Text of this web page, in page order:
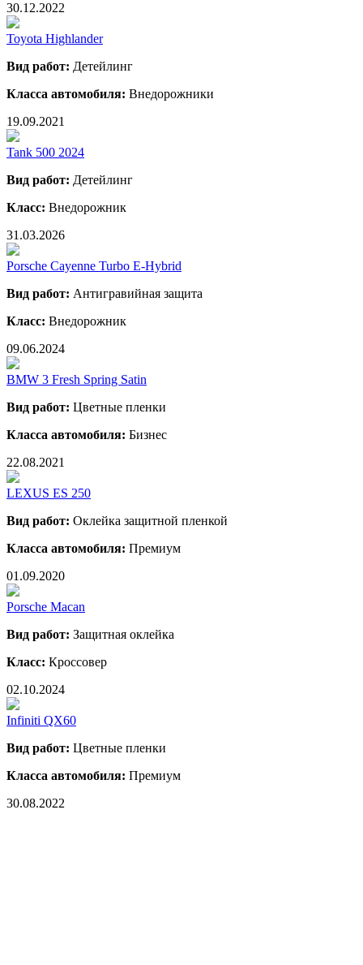
30.12.2022
Toyota Highlander
Вид работ: Детейлинг
Класса автомобиля: Внедорожники
19.09.2021
Tank 500 2024
Вид работ: Детейлинг
Класс: Внедорожник
31.03.2026
Porsche Cayenne Turbo E-Hybrid
Вид работ: Антигравийная защита
Класс: Внедорожник
09.06.2024
BMW 3 Fresh Spring Satin
Вид работ: Цветные пленки
Класса автомобиля: Бизнес
22.08.2021
LEXUS ES 250
Вид работ: Оклейка защитной пленкой
Класса автомобиля: Премиум
01.09.2020
Porsche Macan
Вид работ: Защитная оклейка
Класс: Кроссовер
02.10.2024
Infiniti QX60
Вид работ: Цветные пленки
Класса автомобиля: Премиум
30.08.2022